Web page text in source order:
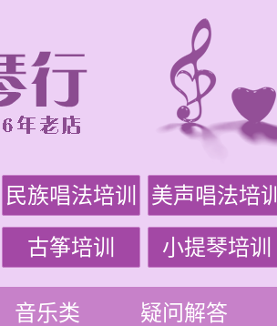
民族唱法培训 美声唱法培训
古筝培训 小提琴培训
音乐类 疑问解答